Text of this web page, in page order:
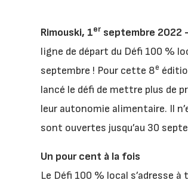
Rimouski, 1er septembre 2022
ligne de départ du Défi 100 %
septembre ! Pour cette 8e
lancé le défi de mettre plus de
leur autonomie alimentaire. Il
sont ouvertes jusqu’au 30
Un pour cent à la fois
Le Défi 100 % local s’adresse